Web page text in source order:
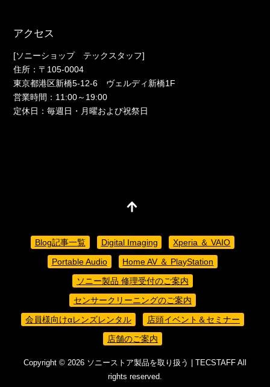
アクセス
[ソニーショップ テックスタッフ]
住所：〒105-0004
東京都港区新橋5-12-6 ヴェルディ新橋1F
営業時間：11:00～19:00
定休日：毎週日・月曜および祝祭日
Blog記事一覧 Digital Imaging
Xperia ＆ VAIO
Portable Audio
Home AV ＆ PlayStation
ソニー製品 修理受付のご案内
センサークリーニングのご案内
会員様向けαレンズレンタル
店頭イベント＆セミナー
店舗のご案内
Copyright © 2026 ソニーストア製品を取り扱う | TECSTAFF All
rights reserved.